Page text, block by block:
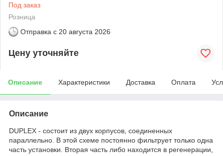
Под заказ
Розница
Отправка с 20 августа 2026
Цену уточняйте
Описание Характеристики Доставка Оплата
Описание
DUPLEX - состоит из двух корпусов, соединенных
параллельно. В этой схеме постоянно фильтрует только одна
часть установки. Вторая часть либо находится в регенерации,